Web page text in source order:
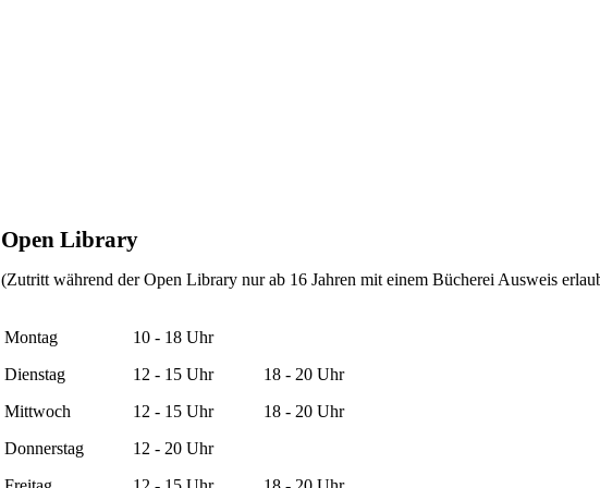
Open Library
(Zutritt während der Open Library nur ab 16 Jahren mit einem Bücherei Ausweis
Montag
Dienstag
Mittwoch
Donnerstag
10 - 18 Uhr
12 - 15 Uhr
12 - 15 Uhr
12 - 20 Uhr
18 - 20 Uhr
18 - 20 Uhr